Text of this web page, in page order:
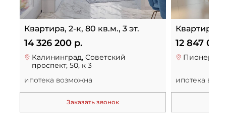
Квартира, 2-к, 80 кв.м., 3 эт.
14 326 200 р.
Калининград, Советский
проспект, 50, к 3
ипотека возможна
Заказать звонок
Квартира,
12 847
ипотека